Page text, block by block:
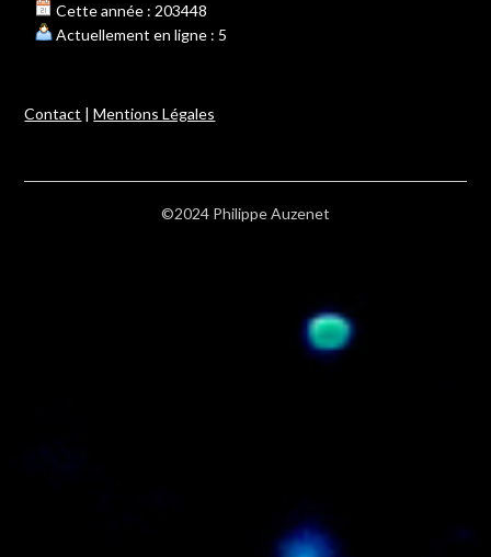
Cette année : 203448
Actuellement en ligne : 5
Contact |Mentions Légales
©2024 Philippe Auzenet